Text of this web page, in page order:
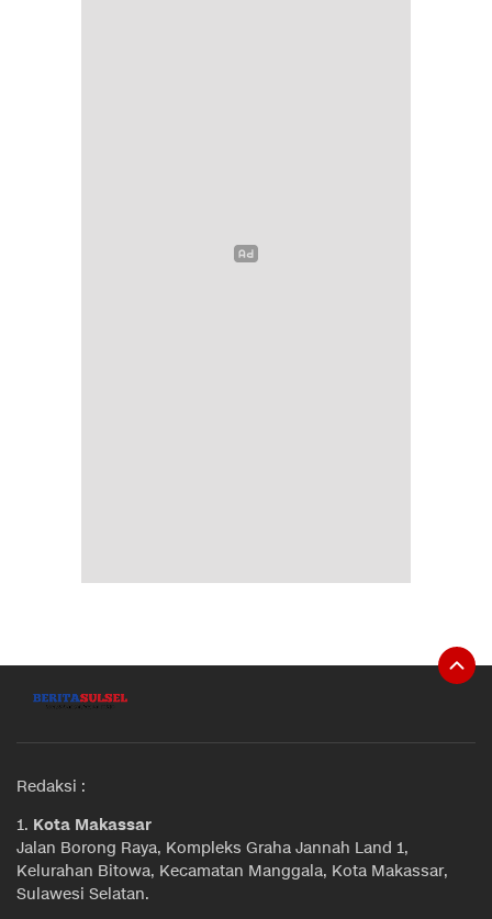
Redaksi :
1. Kota Makassar
Jalan Borong Raya, Kompleks Graha Jannah Land 1,
Kelurahan Bitowa, Kecamatan Manggala, Kota Makassar,
Sulawesi Selatan.